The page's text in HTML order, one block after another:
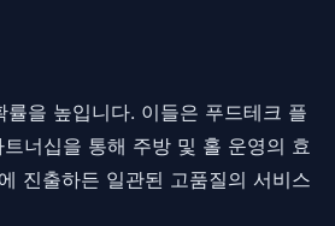
을 높입니다. 이들은 푸드테크 플
너십을 통해 주방 및 홀 운영의 효
진출하든 일관된 고품질의 서비스